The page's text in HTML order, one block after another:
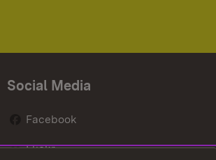
Social Media
Facebook
Flickr